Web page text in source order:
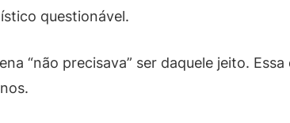
questionável.
“não precisava” ser daquele jeito.